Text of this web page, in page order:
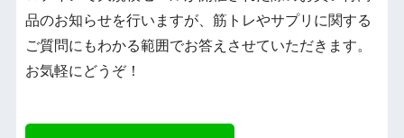
品のお知らせを行いますが、筋トレやサプリに関する
ご質問にもわかる範囲でお答えさせていただきます。
お気軽にどうぞ！